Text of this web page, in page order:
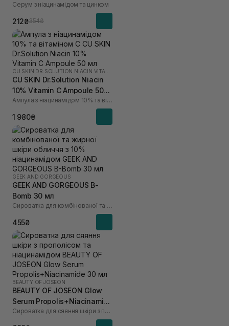
Серум з ніацинамідом та цинком
212₴354₴
CU SKIN
CU SKIN Dr.Solution Niacin
10% Vitamin C Ampoule 50
мл
Ампула з ніацинамідом 10% та вітаміном С
1 980₴
GEEK AND GORGEOUS
GEEK AND GORGEOUS B-
Bomb 30 мл
Сироватка для комбінованої та жирної шкіри обличчя з 10% ніацинамідом
455₴
BEAUTY OF JOSEON
BEAUTY OF JOSEON Glow
Serum Propolis+Niacinamide
30 мл
Сироватка для сяяння шкіри з прополісом та ніацинамідом